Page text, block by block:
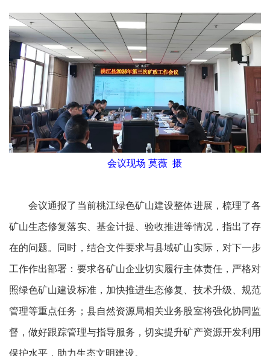
会议现场 莫薇 摄
会议通报了当前桃江绿色矿山建设整体进展，梳理了各
矿山生态修复落实、基金计提、验收推进等情况，指出了存
在的问题。同时，结合文件要求与县域矿山实际，对下一步
工作作出部署：要求各矿山企业切实履行主体责任，严格对
照绿色矿山建设标准，加快推进生态修复、技术升级、规范
管理等重点任务；县自然资源局相关业务股室将强化协同监
督，做好跟踪管理与指导服务，切实提升矿产资源开发利用
保护水平，助力生态文明建设。